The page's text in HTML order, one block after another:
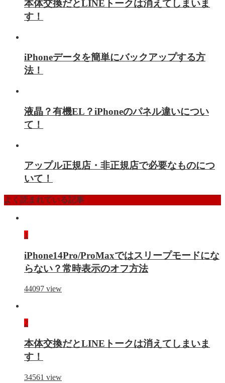
本体交換だとLINEトークは消えてしまいま
す！
iPhoneデータを簡単にバックアップする方
法！
液晶？有機EL？iPhoneのパネル違いについ
て！
アップル正規店・非正規店で必要なものにつ
いて！
よく読まれている記事
1
iPhone14Pro/ProMaxではスリープモードにな
らない？常時表示のオフ方法
44097 view
2
本体交換だとLINEトークは消えてしまいま
す！
34561 view